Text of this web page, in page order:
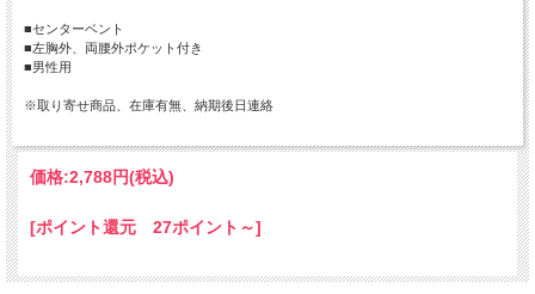
■センターベント
■左胸外、両腰外ポケット付き
■男性用
※取り寄せ商品、在庫有無、納期後日連絡
価格:2,788円(税込)
[ポイント還元 27ポイント～]